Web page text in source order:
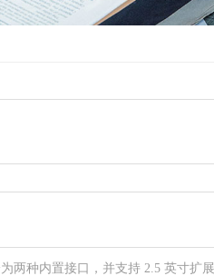
两种内置接口，并支持 2.5 英寸扩